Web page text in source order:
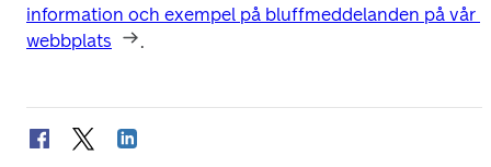
information och exempel på bluffmeddelanden på vår
webbplats
.